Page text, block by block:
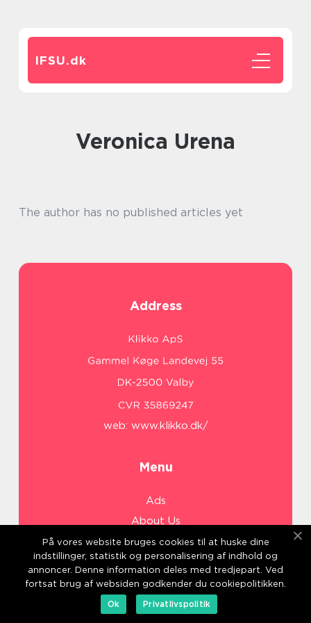
IFSU.dk
Veronica Urena
The author has no published articles yet
Address
web: www.klikko.dk/
Menu
Ads
About Us
Cookies
Contact
Sitemap
På vores website bruges cookies til at huske dine
indstillinger, statistik og personalisering af indhold og
annoncer. Denne information deles med tredjepart. Ved
fortsat brug af websiden godkender du cookiepolitikken.
Ok
Privatlivspolitik